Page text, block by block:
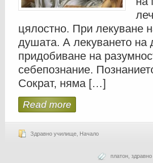
цялостно. При лекуване
душата. А лекуването на
придобиване на
себепознание.
Сократ, няма […]
Read more
Здравно училище Начало
платон